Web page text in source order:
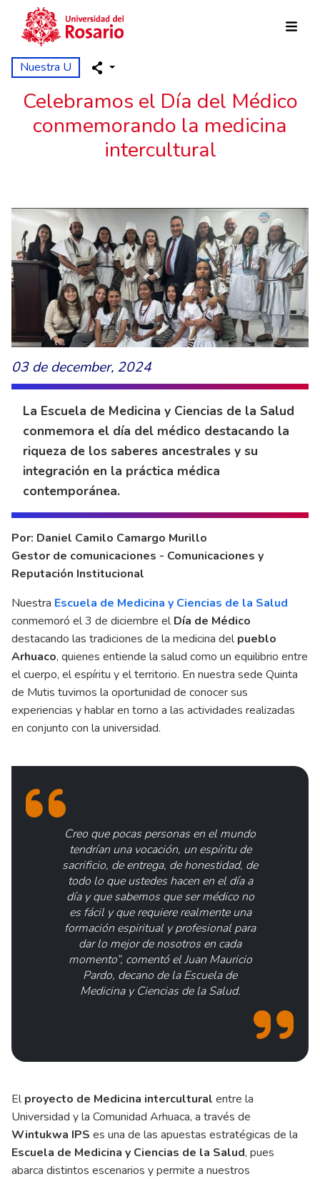
Skip to main content
Nuestra U
Celebramos el Día del Médico
conmemorando la medicina
intercultural
03 de december, 2024
La Escuela de Medicina y Ciencias de la Salud
conmemora el día del médico destacando la
riqueza de los saberes ancestrales y su
integración en la práctica médica
contemporánea.
Por: Daniel Camilo Camargo Murillo
Gestor de comunicaciones - Comunicaciones y
Reputación Institucional
Nuestra Escuela de Medicina y Ciencias de la Salud
conmemoró el 3 de diciembre elDía de Médico
destacando las tradiciones de la medicina delpueblo
Arhuaco, quienes entiende la salud como un equilibrio entre
el cuerpo, el espíritu y el territorio. En nuestra sede Quinta
de Mutis tuvimos la oportunidad de conocer sus
experiencias y hablar en torno a las actividades realizadas
en conjunto con la universidad.
Creo que pocas personas en el mundo
tendrían una vocación, un espíritu de
sacrificio, de entrega, de honestidad, de
todo lo que ustedes hacen en el día a
día y que sabemos que ser médico no
es fácil y que requiere realmente una
formación espiritual y profesional para
dar lo mejor de nosotros en cada
momento”, comentó el Juan Mauricio
Pardo, decano de la Escuela de
Medicina y Ciencias de la Salud.
Elproyecto de Medicina intercultural entre la
Universidad y la Comunidad Arhuaca, a través de
Wintukwa IPS es una de las apuestas estratégicas de la
Escuela de Medicina y Ciencias de la Salud, pues
abarca distintos escenarios y permite a nuestros